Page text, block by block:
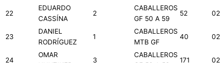
22
EDUARDO
CASSÍNA
2
CABALLEROS
GF 50 A 59
52
23
DANIEL
RODRÍGUEZ
1
CABALLEROS
MTB GF
40
24
OMAR
3
CABALLEROS
171